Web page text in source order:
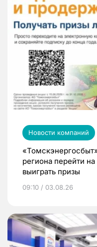
Новости компаний
региона перейти
выиграть призы
09:10 / 03.08.26